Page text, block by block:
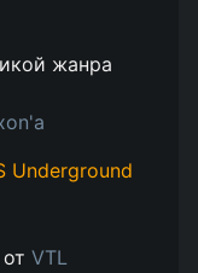
жанра
Underground
от VTL